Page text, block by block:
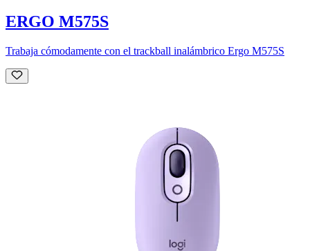
ERGO M575S
Trabaja cómodamente con el trackball inalámbrico Ergo M575S